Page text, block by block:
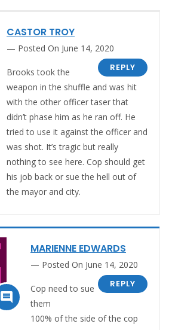
CASTOR TROY
Posted On June 14, 2020
REPLY
Brooks took the
weapon in the shuffle and was hit
with the other officer taser that
didn’t phase him as he ran off. He
tried to use it against the officer and
was shot. It’s tragic but really
nothing to see here. Cop should get
his job back or sue the hell out of
the mayor and city.

MARIENNE EDWARDS
Posted On June 14, 2020
REPLY
Cop need to sue
them
100% of the side of the cop